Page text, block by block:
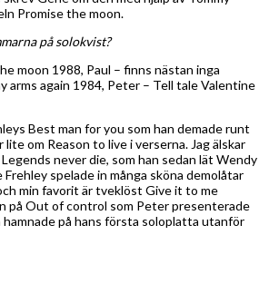
Promise the moon.
på solokvist?
moon 1988, Paul – finns nästan inga
arms again 1984, Peter – Tell tale Valentine
Best man for you som han demade runt
lite om Reason to live i verserna. Jag älskar
never die, som han sedan lät Wendy
Frehley spelade in många sköna demolåtar
min favorit är tveklöst Give it to me
på Out of control som Peter presenterade
hamnade på hans första soloplatta utanför